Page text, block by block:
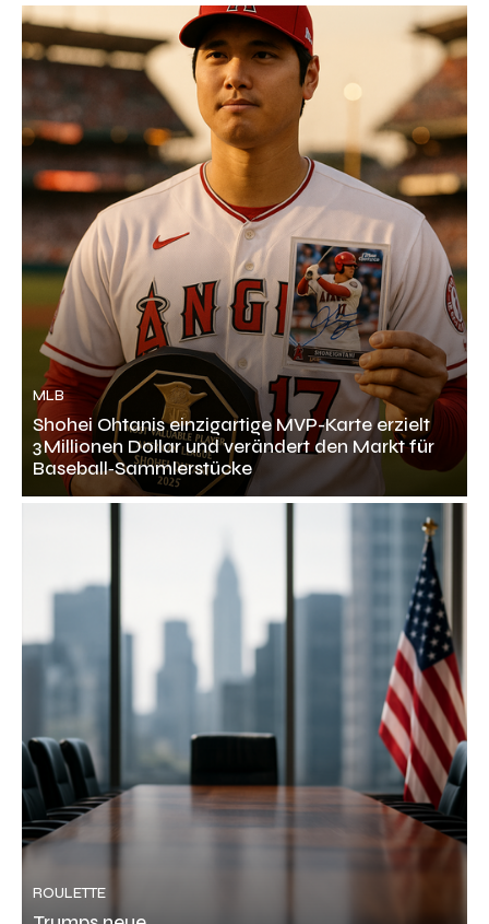
MLB
Shohei Ohtanis einzigartige MVP-Karte erzielt
3 Millionen Dollar und verändert den Markt für
Baseball‑Sammlerstücke
ROULETTE